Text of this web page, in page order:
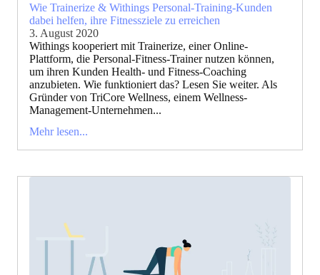
Wie Trainerize & Withings Personal-Training-Kunden
dabei helfen, ihre Fitnessziele zu erreichen
3. August 2020
Withings kooperiert mit Trainerize, einer Online-
Plattform, die Personal-Fitness-Trainer nutzen können,
um ihren Kunden Health- und Fitness-Coaching
anzubieten. Wie funktioniert das? Lesen Sie weiter. Als
Gründer von TriCore Wellness, einem Wellness-
Management-Unternehmen...
Mehr lesen...